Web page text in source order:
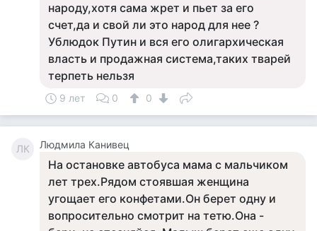
народу,хотя сама жрет и пьет за его
счет,да и свой ли это народ для нее ?
Ублюдок Путин и вся его олигархическая
власть и продажная система,таких тварей
терпеть нельзя
9 лет 0 0
ЛК Людмила Канивец
На остановке автобуса мама с мальчиком
лет трех.Рядом стоявшая женщина
угощает его конфетами.Он берет одну и
вопросительно смотрит на тетю.Она -